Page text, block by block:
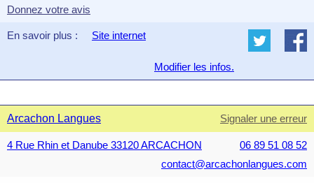
Donnez votre avis
En savoir plus : Site internet
Modifier les infos.
Arcachon Langues Signaler une erreur
4 Rue Rhin et Danube 33120 ARCACHON
06 89 51 08 52
contact@arcachonlangues.com